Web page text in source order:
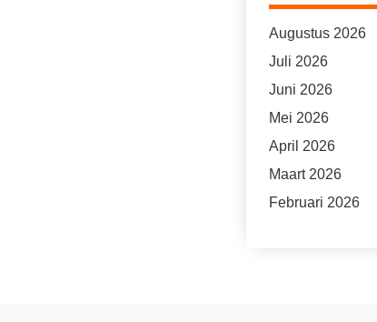
Augustus 2026
Juli 2026
Juni 2026
Mei 2026
April 2026
Maart 2026
Februari 2026